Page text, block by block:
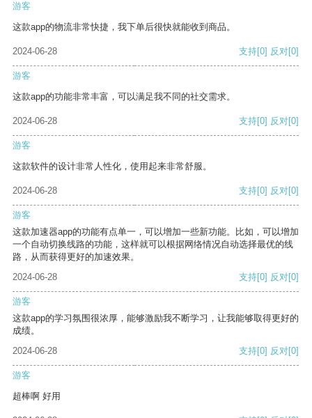
游客
这款app的物流非常快捷，我下单后很快就能收到商品。
2024-06-28 支持[0] 反对[0]
游客
这款app的功能非常丰富，可以满足我不同的社交需求。
2024-06-28 支持[0] 反对[0]
游客
这款软件的设计非常人性化，使用起来非常舒服。
2024-06-28 支持[0] 反对[0]
游客
这款加速器app的功能有点单一，可以增加一些新功能。比如，可以增加
一个自动切换线路的功能，这样就可以根据网络情况自动选择最优的线
路，从而获得更好的加速效果。
2024-06-28
支持[0] 反对[0]
游客
这款app的学习氛围很浓厚，能够激励我不断学习，让我能够取得更好的
成绩。
2024-06-28
支持[0] 反对[0]
游客
超棒啊 好用